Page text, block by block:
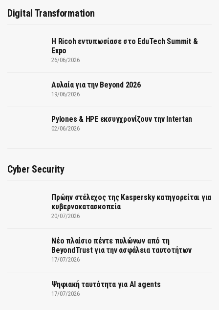
Digital Transformation
Η Ricoh εντυπωσίασε στο EduTech Summit &
Expo
26/06/2026
Αυλαία για την Beyond 2026
19/06/2026
Pylones & HPE εκσυγχρονίζουν την Intertan
02/06/2026
Cyber Security
Πρώην στέλεχος της Kaspersky κατηγορείται για
κυβερνοκατασκοπεία
20/07/2026
Νέο πλαίσιο πέντε πυλώνων από τη
BeyondTrust για την ασφάλεια ταυτοτήτων
17/07/2026
Ψηφιακή ταυτότητα για AI agents
17/07/2026